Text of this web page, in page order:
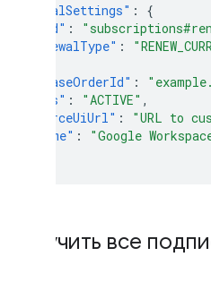
"renewalSettings" :
{
"kind" :
"renewalType" :
"purchaseOrderId" :
"status" : "ACTIVE" ,
"resourceUiUrl" : "URL to
"skuName" :
"Google
Получить все